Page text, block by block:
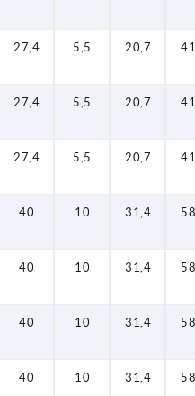
27,4 5,5 20,7
27,4 5,5 20,7
27,4 5,5 20,7
40 10 31,4
40 10 31,4
40 10 31,4
40 10 31,4